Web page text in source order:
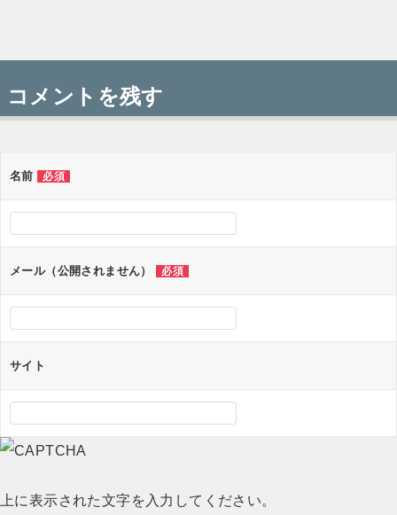
投
稿
ナ
ゲ
シ
ョ
コメントを残す
名前 必須
メール（公開されません） 必須
サイト
上に表示された文字を入力してください。